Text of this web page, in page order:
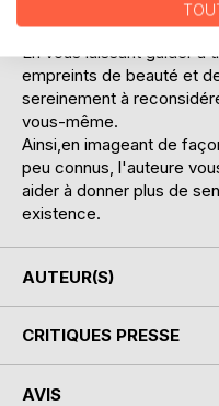
n'auriez-vous pas envie
En vous laissant guider à
empreints de beauté et
sereinement à
vous-même.
Ainsi,en imageant de
peu connus, l'auteure
aider à donner plus de
existence.
AUTEUR(S)
CRITIQUES PRESSE
AVIS